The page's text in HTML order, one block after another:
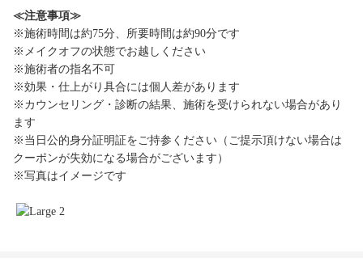
≪注意事項≫
※施術時間は約75分、所要時間は約90分です
※メイクオフの状態でお越しください
※施術者の指名不可
※効果・仕上がり具合には個人差があります
※カウンセリング・診断の結果、施術を受けられない場合があり
ます
※当日公的身分証明証をご持参ください（ご提示頂けない場合は
クーポンが失効になる場合がございます）
※写真はイメージです